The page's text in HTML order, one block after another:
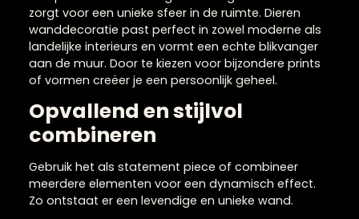
Dieren wanddecoratie
als eyecatcher
en opvallende uitstraling. Het brengt karakter en
zorgt voor een unieke sfeer in de ruimte. Dieren
wanddecoratie past perfect in zowel moderne als